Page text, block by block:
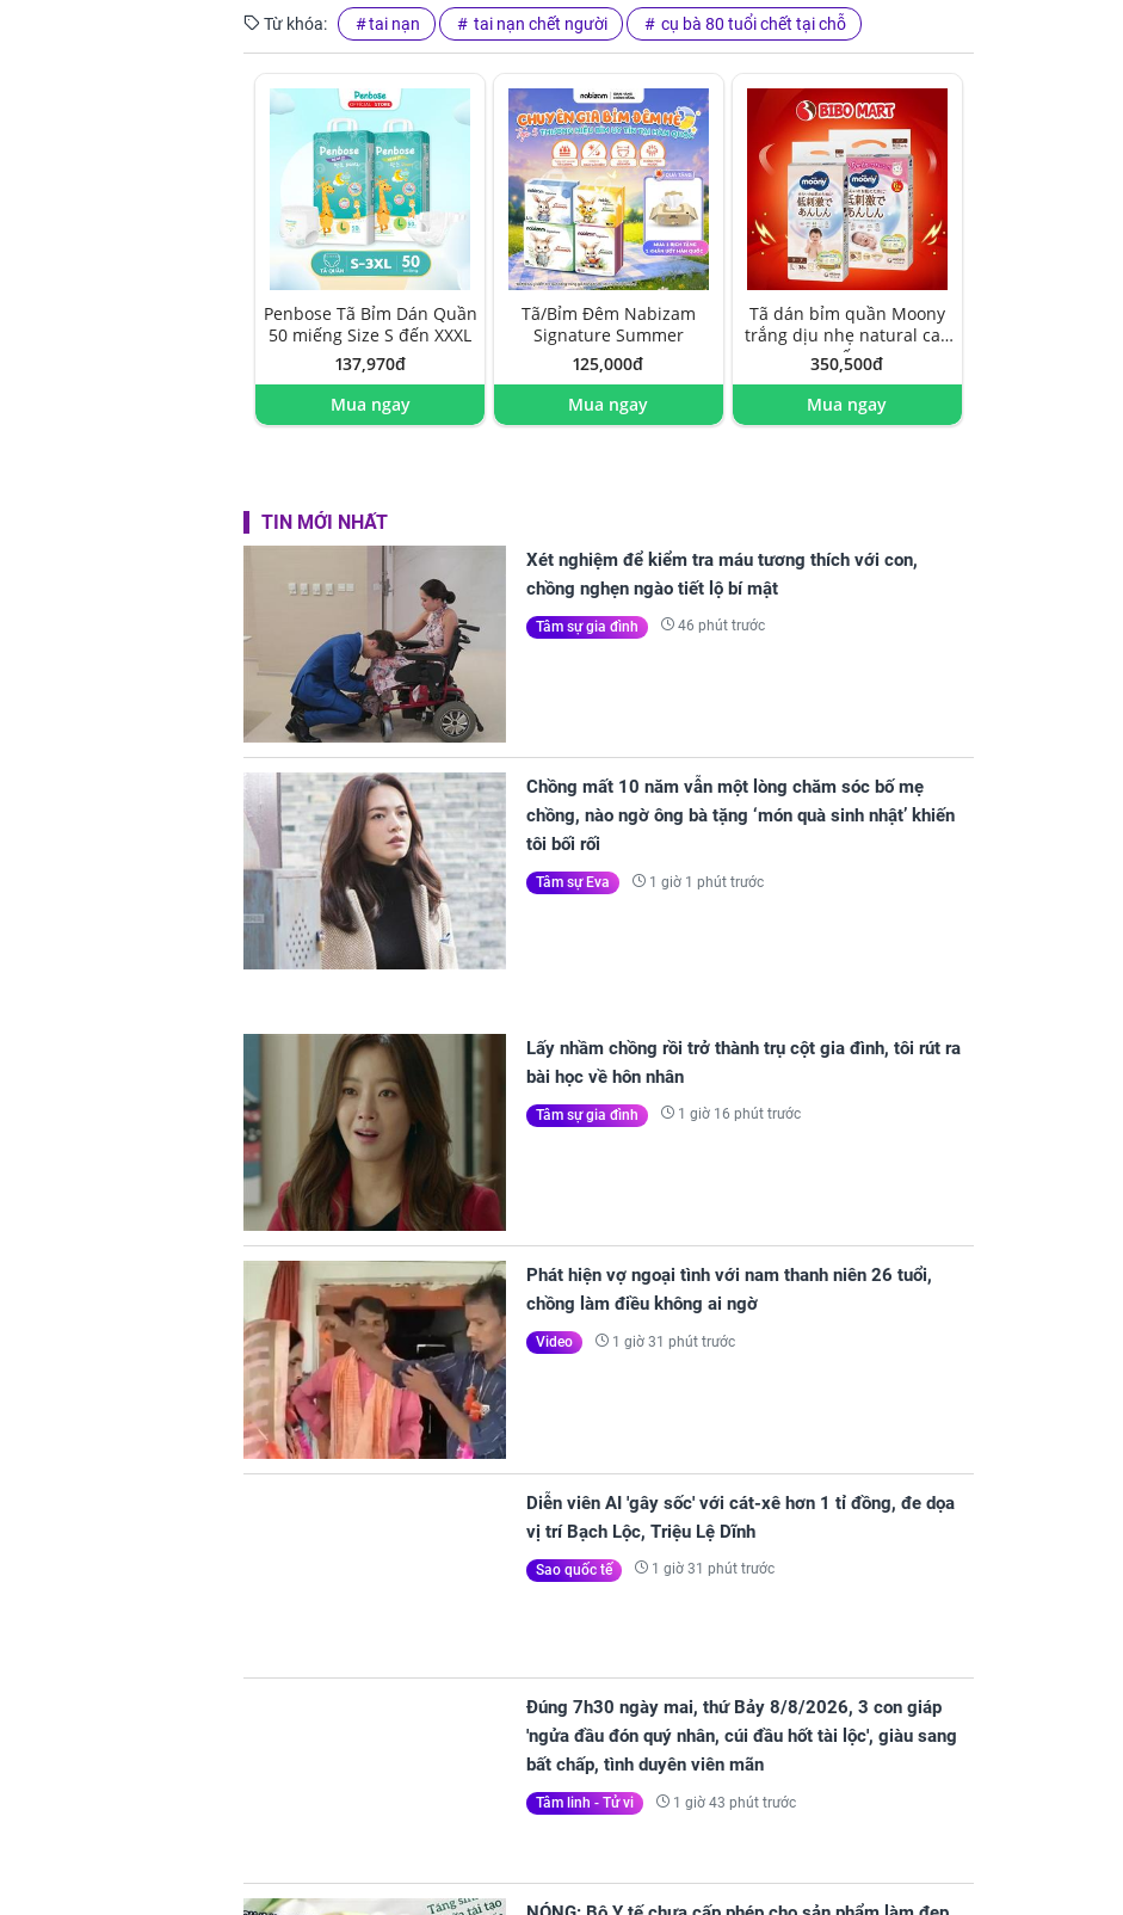
Từ khóa: tai nạn tai nạn chết người cụ bà 80 tuổi chết tại chỗ
Penbose Tã Bỉm Dán Quần
50 miếng Size S đến XXXL
137,970đ
Mua ngay
Tã/Bỉm Đêm Nabizam
Signature Summer
125,000đ
Mua ngay
Tã dán bỉm quần Moony
trắng dịu nhẹ natural cao
cấp
350,500đ
Mua ngay
TIN MỚI NHẤT
Xét nghiệm để kiểm tra máu tương thích với con,
chồng nghẹn ngào tiết lộ bí mật
Tâm sự gia đình 46 phút trước
Chồng mất 10 năm vẫn một lòng chăm sóc bố mẹ
chồng, nào ngờ ông bà tặng ‘món quà sinh nhật’ khiến
tôi bối rối
Tâm sự Eva 1 giờ 1 phút trước
Lấy nhầm chồng rồi trở thành trụ cột gia đình, tôi rút ra
bài học về hôn nhân
Tâm sự gia đình 1 giờ 16 phút trước
Phát hiện vợ ngoại tình với nam thanh niên 26 tuổi,
chồng làm điều không ai ngờ
Video 1 giờ 31 phút trước
Diễn viên AI 'gây sốc' với cát-xê hơn 1 tỉ đồng, đe dọa
vị trí Bạch Lộc, Triệu Lệ Dĩnh
Sao quốc tế 1 giờ 31 phút trước
Đúng 7h30 ngày mai, thứ Bảy 8/8/2026, 3 con giáp
'ngửa đầu đón quý nhân, cúi đầu hốt tài lộc', giàu sang
bất chấp, tình duyên viên mãn